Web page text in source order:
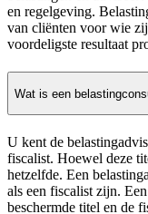
en regelgeving.
van cliënten voor wie
voordeligste resultaat
Wat is een
U kent de
fiscalist. Hoewel deze
hetzelfde. Een
als een fiscalist zijn.
beschermde titel en de